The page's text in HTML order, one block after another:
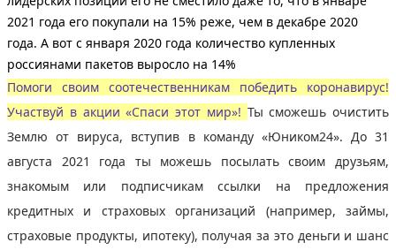
2021 года его покупали на 15% реже, чем в декабре 2020
года. А вот с января 2020 года количество купленных
россиянами пакетов выросло на 14%
Помоги своим соотечественникам победить коронавирус!
Участвуй в акции «Спаси этот мир»! Ты сможешь очистить
Землю от вируса, вступив в команду «Юником24». До 31
августа 2021 года ты можешь посылать своим друзьям,
знакомым или подписчикам ссылки на предложения
кредитных и страховых организаций (например, займы,
страховые продукты, ипотеку), получая за это деньги и шанс